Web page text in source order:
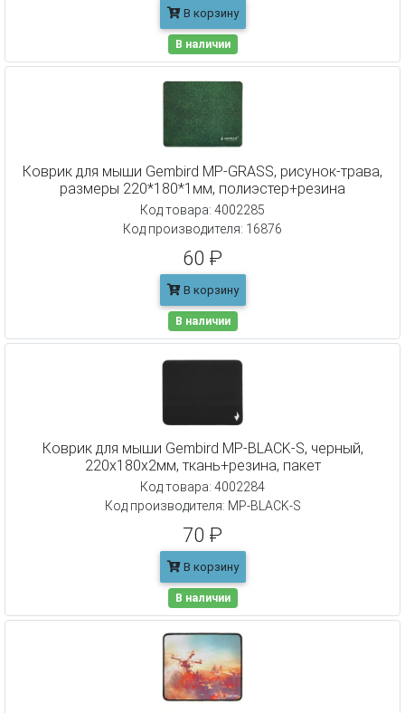
В корзину
В наличии
Коврик для мыши Gembird MP-GRASS, рисунок-трава,
размеры 220*180*1мм, полиэстер+резина
Код товара: 4002285
Код производителя: 16876
60 ₽
В корзину
В наличии
Коврик для мыши Gembird MP-BLACK-S, черный,
220х180х2мм, ткань+резина, пакет
Код товара: 4002284
Код производителя: MP-BLACK-S
70 ₽
В корзину
В наличии